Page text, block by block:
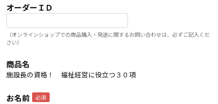
オーダーＩＤ
（オンラインショップでの商品購入・発送に関するお問い合わせは、必ずご記入くだ
さい）
商品名
施設長の資格！ 福祉経営に役立つ３０項
お名前